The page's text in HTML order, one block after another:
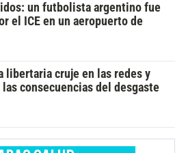
un futbolista argentino fue
el ICE en un aeropuerto de
libertaria cruje en las redes y
consecuencias del desgaste